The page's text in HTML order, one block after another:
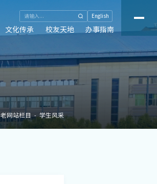
English
文化传承 校友天地 办事指南
老网站栏目 学生风采